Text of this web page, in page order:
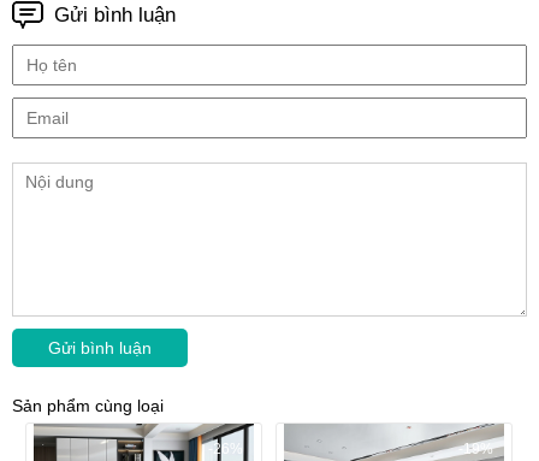
Gửi bình luận
Sản phẩm cùng loại
-26% -19%